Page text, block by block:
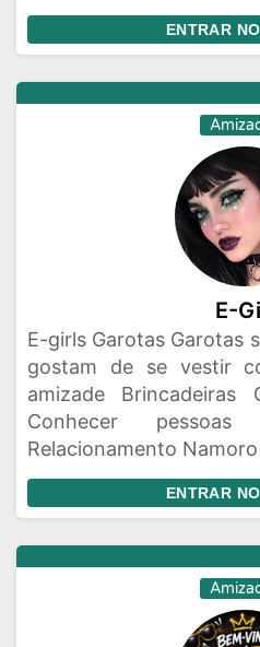
ENTRAR
E-
E-girls Garotas Garotas
gostam de se vestir
amizade Brincadeiras
Conhecer
Relacionamento
ENTRAR